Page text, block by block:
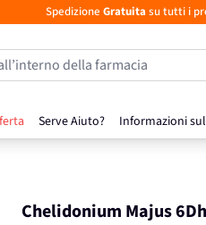
Spedizione Gratuita su tutti i
Serve Aiuto? Informazioni
della farmacia
Chelidonium Majus